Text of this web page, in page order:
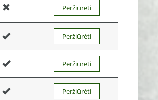
Peržiūrėti
Peržiūrėti
Peržiūrėti
Peržiūrėti